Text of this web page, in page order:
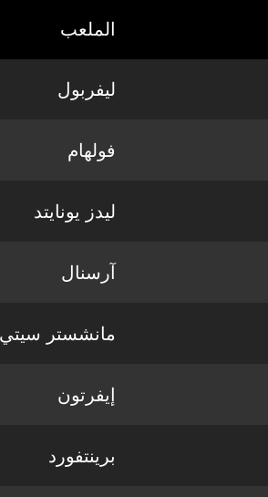
الملعب
ليفربول
فولهام
ليدز يونايتد
آرسنال
مانشستر سيتي
إيفرتون
برينتفورد